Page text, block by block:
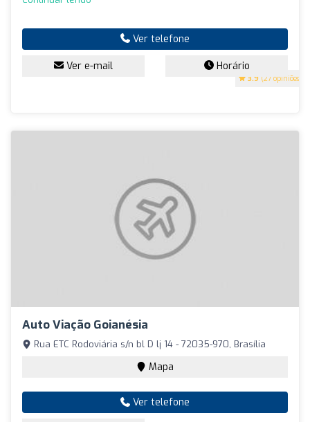
3.9 (27 opiniões)
Ver telefone
Ver e-mail Horário
Auto Viação Goianésia
Rua ETC Rodoviária s/n bl D lj 14 - 72035-970, Brasília
Mapa
Ver telefone